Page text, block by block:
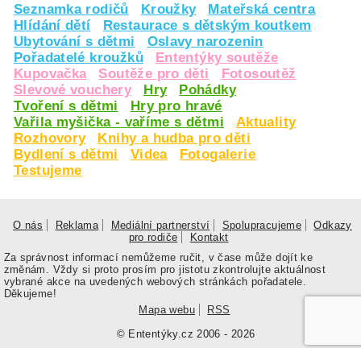
Seznamka rodičů Kroužky
Mateřská centra
Hlídání dětí
Restaurace s dětským koutkem
Ubytování s dětmi
Oslavy narozenin
Pořadatelé kroužků
Ententýky soutěže
Kupovačka
Soutěže pro děti
Fotosoutěž
Slevové vouchery
Hry
Pohádky
Tvoření s dětmi
Hry pro hravé
Vařila myšička - vaříme s dětmi
Aktuality
Rozhovory
Knihy a hudba pro děti
Bydlení s dětmi
Videa
Fotogalerie
Testujeme
O nás Reklama Mediální partnerství Spolupracujeme
Odkazy
pro rodiče
Kontakt
© Ententýky.cz 2006 - 2026
Za správnost informací nemůžeme ručit, v čase může dojít ke
změnám. Vždy si proto prosím pro jistotu zkontrolujte aktuálnost
vybrané akce na uvedených webových stránkách pořadatele.
Děkujeme!
Mapa webu
RSS